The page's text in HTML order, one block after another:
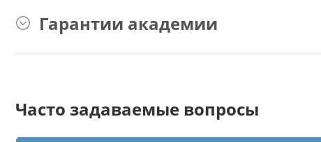
Гарантии академии
Часто задаваемые вопросы